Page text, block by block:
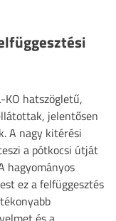
hatszögletű,
jelentősen
A nagy kitérési
a pótkocsi útját
hagyományos
ez a felfüggesztés